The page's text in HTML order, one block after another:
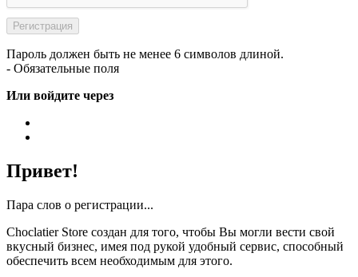
Пароль должен быть не менее 6 символов длиной.
- Обязательные поля
Или войдите через
Привет!
Пара слов о регистрации...
Choclatier Store создан для того, чтобы Вы могли вести свой
вкусный бизнес, имея под рукой удобный сервис, способный
обеспечить всем необходимым для этого.